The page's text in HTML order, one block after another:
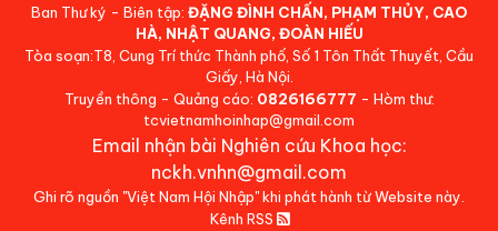
Ban Thư ký - Biên tập: ĐẶNG ĐÌNH CHẤN, PHẠM THỦY, CAO
HÀ, NHẬT QUANG, ĐOÀN HIẾU
Tòa soạn:T8, Cung Trí thức Thành phố, Số 1 Tôn Thất Thuyết, Cầu
Giấy, Hà Nội.
Truyền thông - Quảng cáo: 0826166777 - Hòm thư:
tcvietnamhoinhap@gmail.com
Email nhận bài Nghiên cứu Khoa học:
nckh.vnhn@gmail.com
Ghi rõ nguồn "Việt Nam Hội Nhập" khi phát hành từ Website này.
Kênh RSS